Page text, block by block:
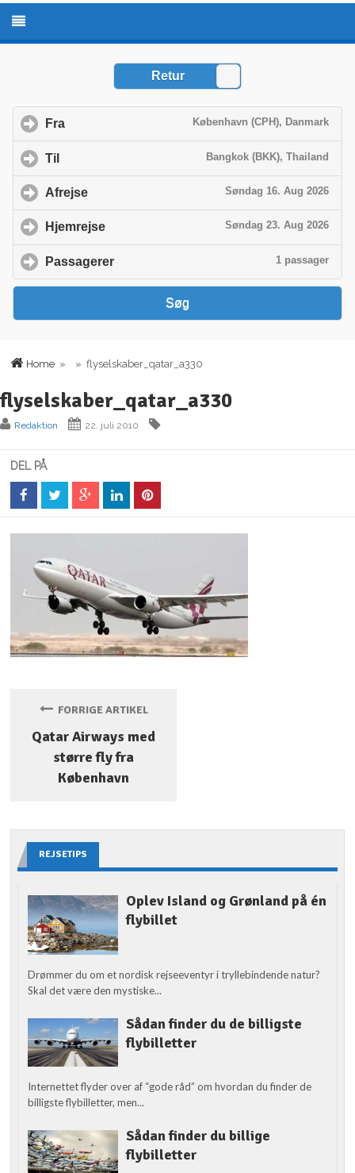
Home » » flyselskaber_qatar_a330
flyselskaber_qatar_a330
Redaktion 22. juli 2010
DEL PÅ
FORRIGE ARTIKEL
Qatar Airways med
større fly fra
København
REJSETIPS
Oplev Island og Grønland på én
flybillet
Drømmer du om et nordisk rejseeventyr i tryllebindende natur?
Skal det være den mystiske...
Sådan finder du de billigste
flybilletter
Internettet flyder over af “gode råd” om hvordan du finder de
billigste flybilletter, men...
Sådan finder du billige
flybilletter